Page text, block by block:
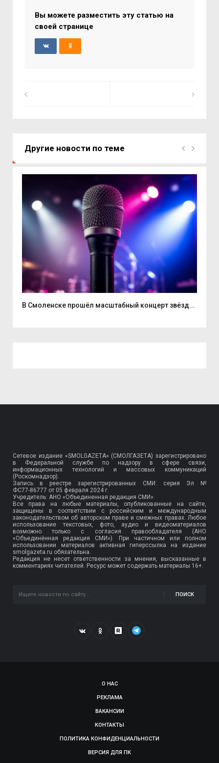
Вы можете разместить эту статью на
своей странице
Другие новости по теме
В Смоленске прошёл масштабный концерт звёзд...
Сетевое издание «SMOLGAZETA» (СМОЛГАЗЕТА) зарегистрировано
в Федеральной службе по надзору в сфере связи,
информационных технологий и массовых коммуникаций
(Роскомнадзор).
Запись в реестре зарегистрированных СМИ: серия Эл №
ФС77-86777 от 05 февраля 2024 г.
Учредитель: АНО «Объединенная редакция СМИ».
Все права на любые материалы, опубликованные на сайте,
защищены в соответствии с российским и международным
законодательством об авторском праве и смежных правах. Любое
использование текстовых, фото, аудио и видеоматериалов
возможно только с согласия правообладателя (АНО
«Объединённая редакция СМИ»). При частичном или полном
использовании материалов активная гиперссылка на издание
smolgazeta.ru обязательна.
Редакция не несет ответственности за мнения, высказанные в
комментариях читателей. Ресурс может содержать материалы 16+.
ПОИСК
О НАС
РЕКЛАМА
ВАКАНСИИ
КОНТАКТЫ
ПОЛИТИКА КОНФИДЕНЦИАЛЬНОСТИ
ВЕРСИЯ ДЛЯ ПК